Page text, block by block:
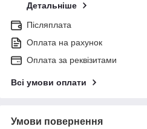
Детальніше
Післяплата
Оплата на рахунок
Оплата за реквізитами
Всі умови оплати
Умови повернення